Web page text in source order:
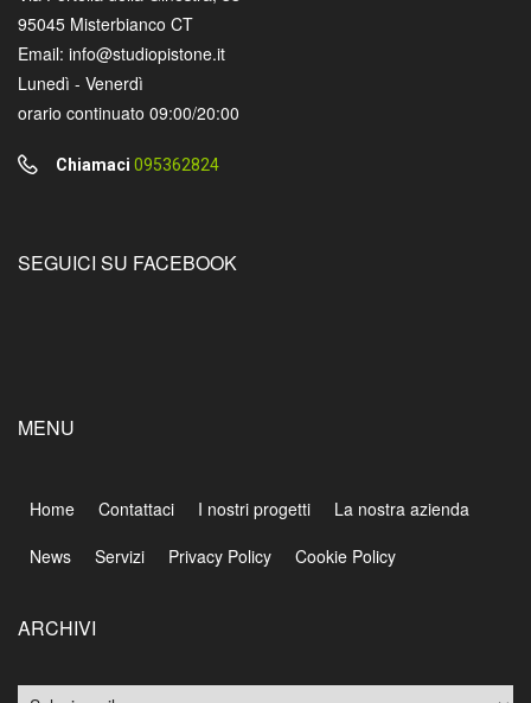
95045 Misterbianco CT
Email: info@studiopistone.it
Lunedì - Venerdì
orario continuato 09:00/20:00
Chiamaci 095362824
SEGUICI SU FACEBOOK
MENU
Home Contattaci I nostri progetti
La nostra azienda
News
Servizi Privacy Policy Cookie Policy
ARCHIVI
Archivi